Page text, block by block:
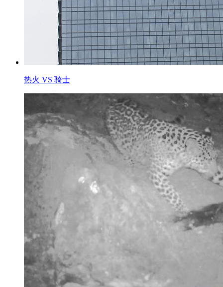
热火 VS 骑士